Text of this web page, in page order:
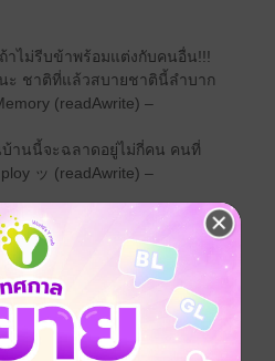
าไม่รีบข้าพร้อมแต่งกับคนอื่น!!!
ะ ชาติที่แล้วสบายชาตินี้ลำบาก
(readAwrite) –
านนี้จะฉลาดอยู่ไม่กี่คน คนที่
ッ (readAwrite) –
ครัวเต่าถุยสุดไรสุด โดย
–
ป จนคนข้างๆ นั่งมองแบบ เอ๊ะ
55555555 โดย MiaoYun